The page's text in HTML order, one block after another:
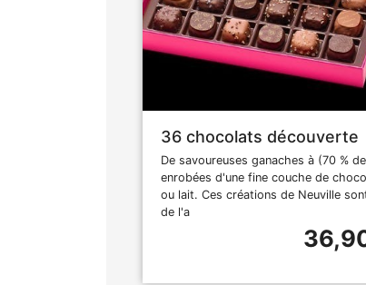
36 chocolats découverte
De savoureuses ganaches à (70 %
enrobées d'une fine couche de
ou lait. Ces créations de Neuville
de l'a